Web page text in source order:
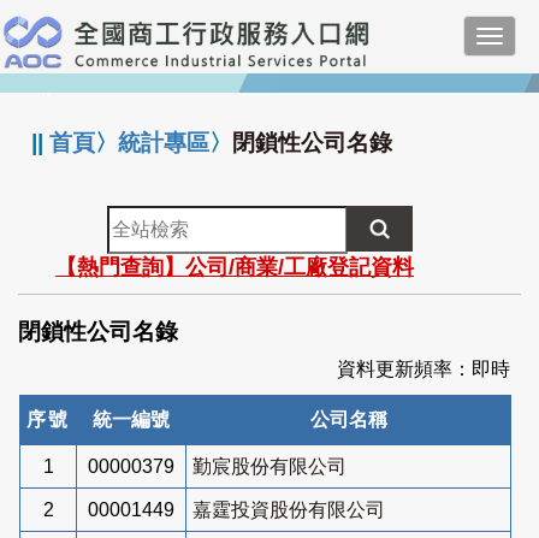
跳
到
主
要
:::
||首頁〉統計專區〉 閉鎖性公司名錄
全
站
檢
索
【熱門查詢】公司/商業/工廠登記資料
閉鎖性公司名錄
資料更新頻率：即時
序號 統一編號 公司名稱
1 00000379 勤宸股份有限公司
2 00001449 嘉霆投資股份有限公司